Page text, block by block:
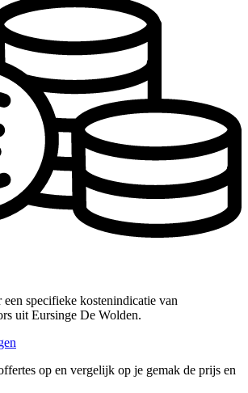
specifieke kostenindicatie van
uit Eursinge De Wolden.
op en vergelijk op je gemak de prijs en